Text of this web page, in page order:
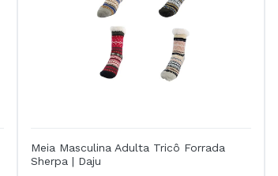
Meia Masculina Adulta Tricô Forrada
Sherpa | Daju